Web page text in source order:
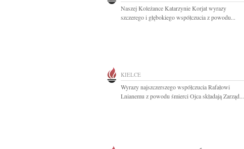
Naszej Koleżance Katarzynie Korjat wyrazy
szczerego i głębokiego współczucia z powodu...
KIELCE
Wyrazy najszczerszego współczucia Rafałowi
Lnianemu z powodu śmierci Ojca składają Zarząd...